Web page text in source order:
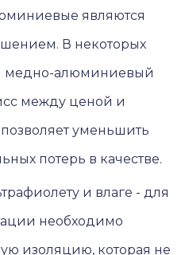
являются
В некоторых
медно-алюминиевый
между ценой и
уменьшить
потерь в качестве.
и влаге - для
необходимо
изоляцию, которая не